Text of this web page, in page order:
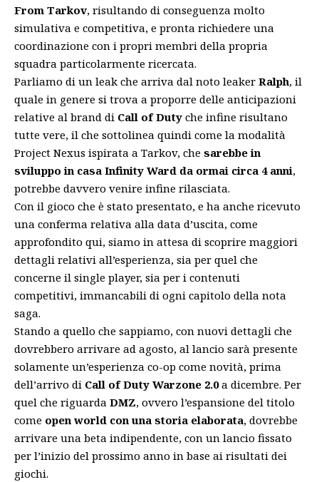
From Tarkov, risultando di conseguenza molto
simulativa e competitiva, e pronta richiedere una
coordinazione con i propri membri della propria
squadra particolarmente ricercata.
Parliamo di un leak che arriva dal noto leaker Ralph, il
quale in genere si trova a proporre delle anticipazioni
relative al brand di Call of Duty che infine risultano
tutte vere, il che sottolinea quindi come la modalità
Project Nexus ispirata a Tarkov, che sarebbe in
sviluppo in casa Infinity Ward da ormai circa 4 anni,
potrebbe davvero venire infine rilasciata.
Con il gioco che è stato presentato, e ha anche ricevuto
una conferma relativa alla data d’uscita, come
approfondito qui, siamo in attesa di scoprire maggiori
dettagli relativi all’esperienza, sia per quel che
concerne il single player, sia per i contenuti
competitivi, immancabili di ogni capitolo della nota
saga.
Stando a quello che sappiamo, con nuovi dettagli che
dovrebbero arrivare ad agosto, al lancio sarà presente
solamente un’esperienza co-op come novità, prima
dell’arrivo di Call of Duty Warzone 2.0a dicembre. Per
quel che riguarda DMZ, ovvero l’espansione del titolo
come open world con una storia elaborata, dovrebbe
arrivare una beta indipendente, con un lancio fissato
per l’inizio del prossimo anno in base ai risultati dei
giochi.